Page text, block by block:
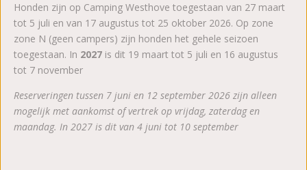
Honden zijn op Camping Westhove toegestaan van 27 maart
tot 5 juli en van 17 augustus tot 25 oktober 2026. Op zone
zone N (geen campers) zijn honden het gehele seizoen
toegestaan. In 2027 is dit 19 maart tot 5 juli en 16 augustus
tot 7 november
Reserveringen tussen 7 juni en 12 september 2026 zijn alleen
mogelijk met aankomst of vertrek op vrijdag, zaterdag en
maandag. In 2027 is dit van 4 juni tot 10 september